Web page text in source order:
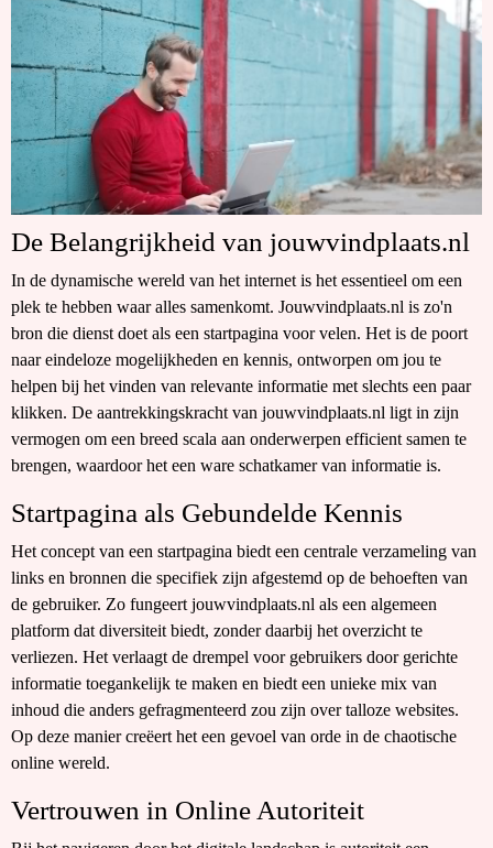
De Belangrijkheid van jouwvindplaats.nl
In de dynamische wereld van het internet is het essentieel om een
plek te hebben waar alles samenkomt. Jouwvindplaats.nl is zo'n
bron die dienst doet als een startpagina voor velen. Het is de poort
naar eindeloze mogelijkheden en kennis, ontworpen om jou te
helpen bij het vinden van relevante informatie met slechts een paar
klikken. De aantrekkingskracht van jouwvindplaats.nl ligt in zijn
vermogen om een breed scala aan onderwerpen efficient samen te
brengen, waardoor het een ware schatkamer van informatie is.
Startpagina als Gebundelde Kennis
Het concept van een startpagina biedt een centrale verzameling van
links en bronnen die specifiek zijn afgestemd op de behoeften van
de gebruiker. Zo fungeert jouwvindplaats.nl als een algemeen
platform dat diversiteit biedt, zonder daarbij het overzicht te
verliezen. Het verlaagt de drempel voor gebruikers door gerichte
informatie toegankelijk te maken en biedt een unieke mix van
inhoud die anders gefragmenteerd zou zijn over talloze websites.
Op deze manier creëert het een gevoel van orde in de chaotische
online wereld.
Vertrouwen in Online Autoriteit